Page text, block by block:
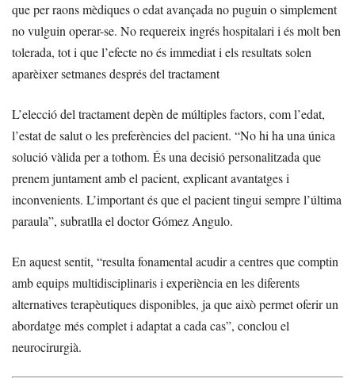
que per raons mèdiques o edat avançada no puguin o simplement
no vulguin operar-se. No requereix ingrés hospitalari i és molt ben
tolerada, tot i que l’efecte no és immediat i els resultats solen
aparèixer setmanes després del tractament
L’elecció del tractament depèn de múltiples factors, com l’edat,
l’estat de salut o les preferències del pacient. “No hi ha una única
solució vàlida per a tothom. És una decisió personalitzada que
prenem juntament amb el pacient, explicant avantatges i
inconvenients. L’important és que el pacient tingui sempre l’última
paraula”, subratlla el doctor Gómez Angulo.
En aquest sentit, “resulta fonamental acudir a centres que comptin
amb equips multidisciplinaris i experiència en les diferents
alternatives terapèutiques disponibles, ja que això permet oferir un
abordatge més complet i adaptat a cada cas”, conclou el
neurocirurgià.